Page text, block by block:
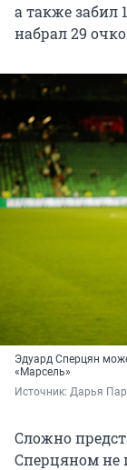
а также забил
набрал29
Эдуард Сперцян
«Марсель»
Источник: Дарья
Сложно
Сперцяном не